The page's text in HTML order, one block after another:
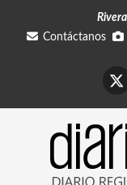
Contáctanos